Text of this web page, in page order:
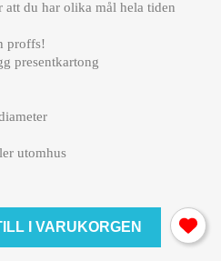
att du har olika mål hela tiden
proffs!
presentkartong
utomhus
I VARUKORGEN